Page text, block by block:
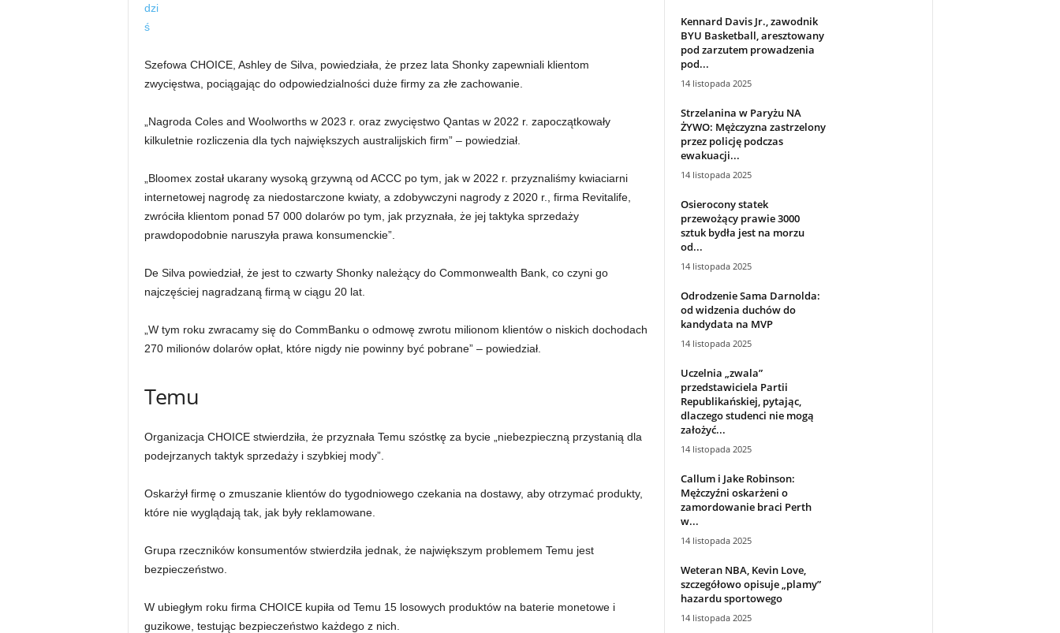
Szefowa CHOICE, Ashley de Silva, powiedziała, że ​​przez lata Shonky zapewniali klientom
zwycięstwa, pociągając do odpowiedzialności duże firmy za złe zachowanie.
„Nagroda Coles and Woolworths w 2023 r. oraz zwycięstwo Qantas w 2022 r. zapoczątkowały
kilkuletnie rozliczenia dla tych największych australijskich firm” – powiedział.
„Bloomex został ukarany wysoką grzywną od ACCC po tym, jak w 2022 r. przyznaliśmy kwiaciarni
internetowej nagrodę za niedostarczone kwiaty, a zdobywczyni nagrody z 2020 r., firma Revitalife,
zwróciła klientom ponad 57 000 dolarów po tym, jak przyznała, że ​​jej taktyka sprzedaży
prawdopodobnie naruszyła prawa konsumenckie”.
De Silva powiedział, że jest to czwarty Shonky należący do Commonwealth Bank, co czyni go
najczęściej nagradzaną firmą w ciągu 20 lat.
„W tym roku zwracamy się do CommBanku o odmowę zwrotu milionom klientów o niskich dochodach
270 milionów dolarów opłat, które nigdy nie powinny być pobrane” – powiedział.
Temu
Organizacja CHOICE stwierdziła, że ​​przyznała Temu szóstkę za bycie „niebezpieczną przystanią dla
podejrzanych taktyk sprzedaży i szybkiej mody”.
Oskarżył firmę o zmuszanie klientów do tygodniowego czekania na dostawy, aby otrzymać produkty,
które nie wyglądają tak, jak były reklamowane.
Grupa rzeczników konsumentów stwierdziła jednak, że największym problemem Temu jest
bezpieczeństwo.
W ubiegłym roku firma CHOICE kupiła od Temu 15 losowych produktów na baterie monetowe i
guzikowe, testując bezpieczeństwo każdego z nich.
Kennard Davis Jr., zawodnik
BYU Basketball, aresztowany
pod zarzutem prowadzenia
pod...
14 listopada 2025
Strzelanina w Paryżu NA
ŻYWO: Mężczyzna zastrzelony
przez policję podczas
ewakuacji...
14 listopada 2025
Osierocony statek
przewożący prawie 3000
sztuk bydła jest na morzu
od...
14 listopada 2025
Odrodzenie Sama Darnolda:
od widzenia duchów do
kandydata na MVP
14 listopada 2025
Uczelnia „zwala”
przedstawiciela Partii
Republikańskiej, pytając,
dlaczego studenci nie mogą
założyć...
14 listopada 2025
Callum i Jake Robinson:
Mężczyźni oskarżeni o
zamordowanie braci Perth
w...
14 listopada 2025
Weteran NBA, Kevin Love,
szczegółowo opisuje „plamy”
hazardu sportowego
14 listopada 2025